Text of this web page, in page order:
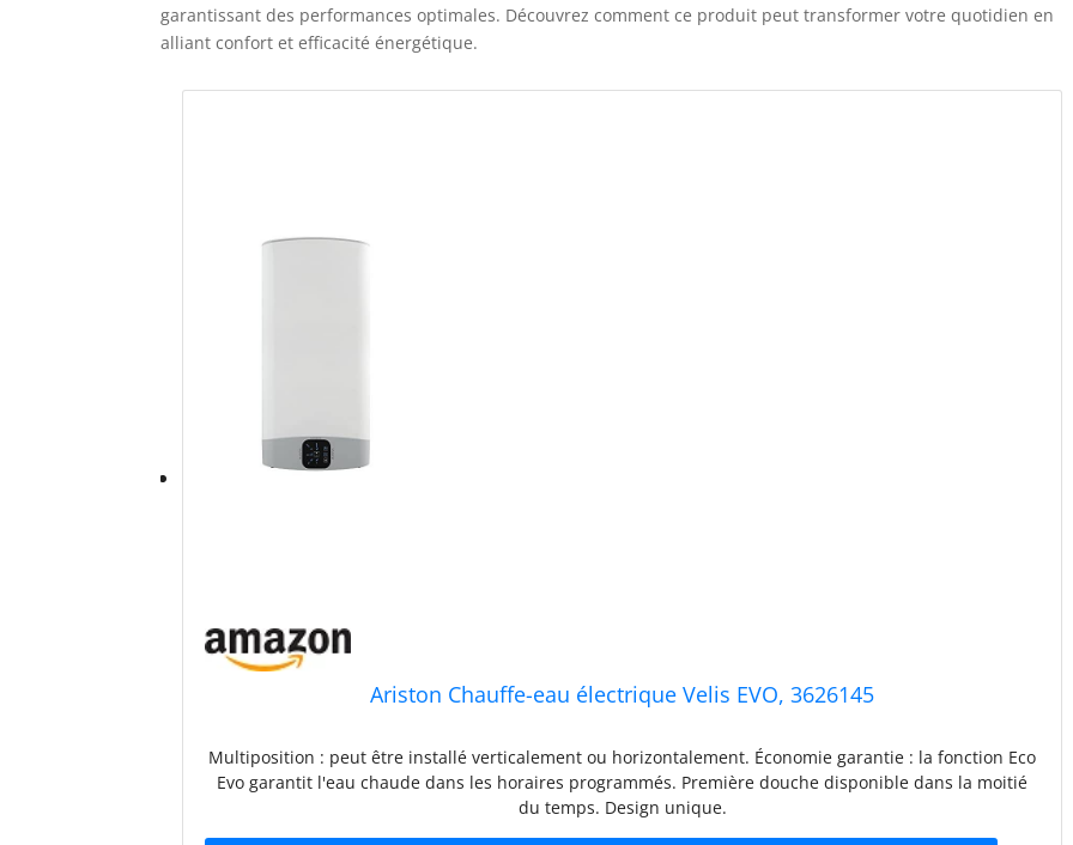
garantissant des performances optimales. Découvrez comment ce produit peut transformer votre quotidien en
alliant confort et efficacité énergétique.
Ariston Chauffe-eau électrique Velis EVO, 3626145
Multiposition : peut être installé verticalement ou horizontalement. Économie garantie : la fonction Eco
Evo garantit l'eau chaude dans les horaires programmés. Première douche disponible dans la moitié
du temps. Design unique.